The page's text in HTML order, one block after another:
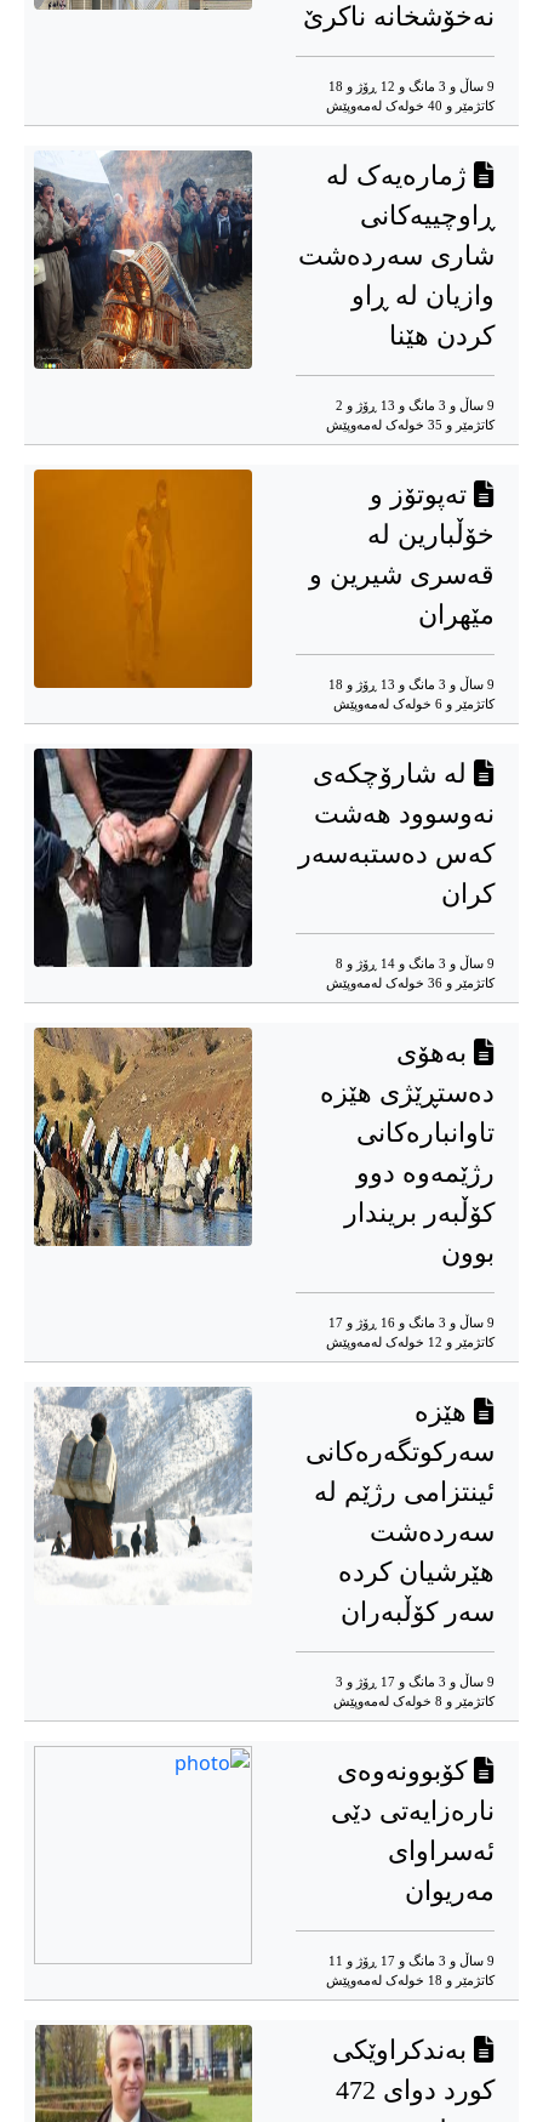
نەخۆشخانە ناکرێ
9 ساڵ و 3 مانگ و 12 ڕۆژ و 18
کاتژمێر و 40 خوله‌ک له‌مه‌وپێش‌
ژمارەیەک لە
ڕاوچییەکانی
شاری سەردەشت
وازیان لە ڕاو
کردن هێنا
9 ساڵ و 3 مانگ و 13 ڕۆژ و 2
کاتژمێر و 35 خوله‌ک له‌مه‌وپێش‌
تەپوتۆز و
خۆڵبارین لە
قەسری شیرین و
مێهران
9 ساڵ و 3 مانگ و 13 ڕۆژ و 18
کاتژمێر و 6 خوله‌ک له‌مه‌وپێش‌
لە شارۆچکەی
نەوسوود هەشت
کەس دەستبەسەر
کران
9 ساڵ و 3 مانگ و 14 ڕۆژ و 8
کاتژمێر و 36 خوله‌ک له‌مه‌وپێش‌
بەهۆی
دەستڕێژی هێزە
تاوانبارەکانی
رژێمەوە دوو
کۆڵبەر بریندار
بوون
9 ساڵ و 3 مانگ و 16 ڕۆژ و 17
کاتژمێر و 12 خوله‌ک له‌مه‌وپێش‌
هێزە
سەرکوتگەرەکانی
ئینتزامی رژێم لە
سەردەشت
هێرشیان کردە
سەر کۆڵبەران
9 ساڵ و 3 مانگ و 17 ڕۆژ و 3
کاتژمێر و 8 خوله‌ک له‌مه‌وپێش‌
کۆبوونەوەی
نارەزایەتی دێی
ئەسراوای
مەریوان
9 ساڵ و 3 مانگ و 17 ڕۆژ و 11
کاتژمێر و 18 خوله‌ک له‌مه‌وپێش‌
بەندکراوێکی
کورد دوای 472